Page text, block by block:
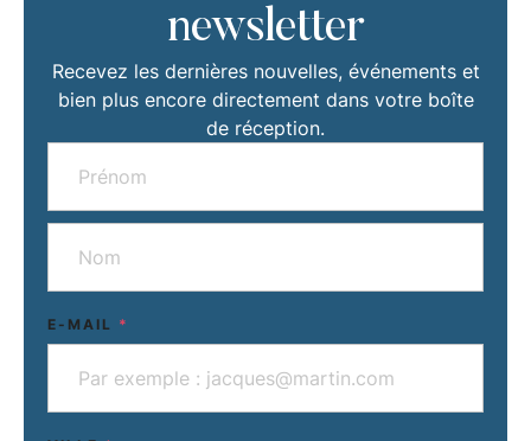
newsletter
Recevez les dernières nouvelles, événements et
bien plus encore directement dans votre boîte
de réception.
E-MAIL *